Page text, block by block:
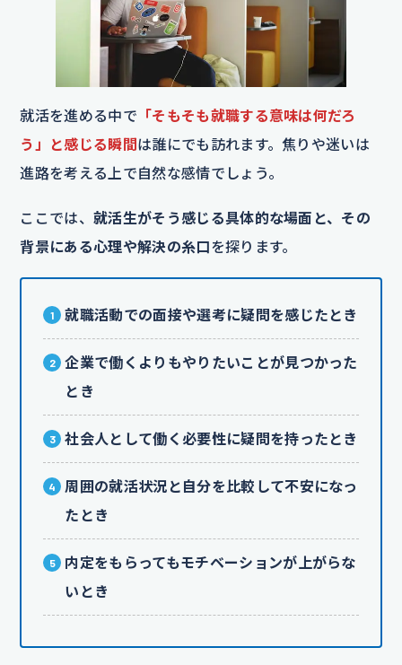
就活を進める中で 「そもそも就職する意味は何だろ
う」と感じる瞬間は誰にでも訪れます。焦りや迷いは
進路を考える上で自然な感情でしょう。
ここでは、 就活生がそう感じる具体的な場面と、その
背景にある心理や解決の糸口を探ります。
就職活動での面接や選考に疑問を感じたとき
企業で働くよりもやりたいことが見つかった
とき
社会人として働く必要性に疑問を持ったとき
周囲の就活状況と自分を比較して不安になっ
たとき
内定をもらってもモチベーションが上がらな
いとき